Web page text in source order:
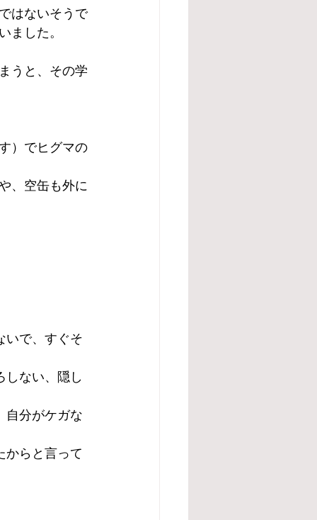
はないそうで
した。
うと、その学
）でヒグマの
、空缶も外に
で、すぐそ
ない、隠し
分がケガな
らと言って